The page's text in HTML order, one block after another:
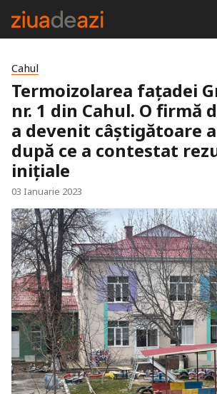
Cahul
Termoizolarea fațadei
nr. 1 din Cahul. O firmă
a devenit câștigătoare
după ce a contestat
inițiale
03 Ianuarie 2023